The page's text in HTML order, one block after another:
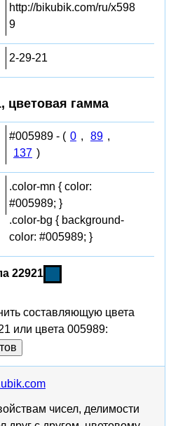
http://bikubik.com/ru/x598
9
2-29-21
цветовая гамма
#005989 - ( 0 , 89 ,
137 )
.color-mn { color:
#005989; }
.color-bg { background-
color: #005989; }
22921
составляющую цвета
или цвета 005989:
чисел, делимости